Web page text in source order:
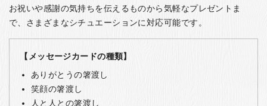
お祝いや感謝の気持ちを伝えるものから気軽なプレゼントま
で、さまざまなシチュエーションに対応可能です。
【メッセージカードの種類】
ありがとうの箸渡し
笑顔の箸渡し
人と人との箸渡し